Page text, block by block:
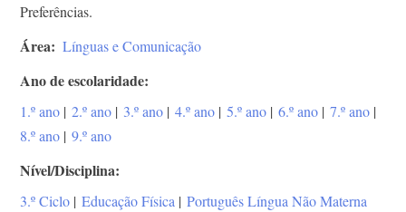
Preferências.
Área Línguas e Comunicação
Ano de escolaridade
1.º ano | 2.º ano | 3.º ano | 4.º ano | 5.º ano | 6.º ano | 7.º ano |
8.º ano | 9.º ano
Nível/Disciplina
3.º Ciclo | Educação Física | Português Língua Não Materna